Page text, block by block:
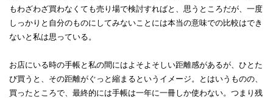
もわざわざ買わなくても売り場で検討すればと、思うところだが、一度
しっかりと自分のものにしてみないことには本当の意味での比較はでき
ないと私は思っている。
お店にいる時の手帳と私の間にはよそよそしい距離感があるが、ひとた
び買うと、その距離がぐっと縮まるというイメージ。とはいうものの、
買ったところで、最終的には手帳は一年に一冊しか使わない。つまり残